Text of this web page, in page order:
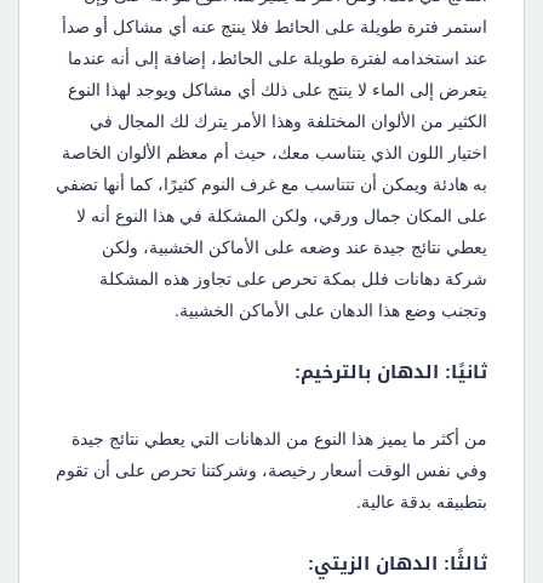
استمر فترة طويلة على الحائط فلا ينتج عنه أي مشاكل أو صدأ
عند استخدامه لفترة طويلة على الحائط، إضافة إلى أنه عندما
يتعرض إلى الماء لا ينتج على ذلك أي مشاكل ويوجد لهذا النوع
الكثير من الألوان المختلفة وهذا الأمر يترك لك المجال في
اختيار اللون الذي يتناسب معك، حيث أم معظم الألوان الخاصة
به هادئة ويمكن أن تتناسب مع غرف النوم كثيرًا، كما أنها تضفي
على المكان جمال ورقي، ولكن المشكلة في هذا النوع أنه لا
يعطي نتائج جيدة عند وضعه على الأماكن الخشبية، ولكن
شركة دهانات فلل بمكة تحرص على تجاوز هذه المشكلة
وتجنب وضع هذا الدهان على الأماكن الخشبية.
ثانيًا: الدهان بالترخيم:
من أكثر ما يميز هذا النوع من الدهانات التي يعطي نتائج جيدة
وفي نفس الوقت أسعار رخيصة، وشركتنا تحرص على أن تقوم
بتطبيقه بدقة عالية.
ثالثًا: الدهان الزيتي: